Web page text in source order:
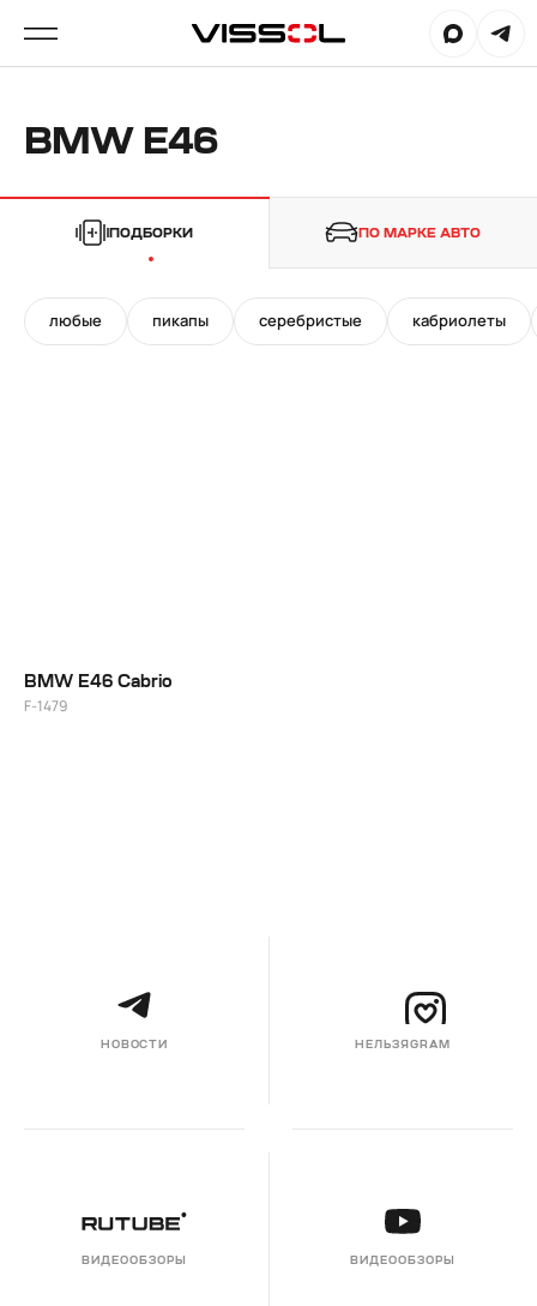
BMW E46
ПОДБОРКИ ПО МАРКЕ АВТО
любые пикапы серебристые кабриолеты
BMW E46 Cabrio
F-1479
НОВОСТИ НЕЛЬЗЯGRAM
ВИДЕООБЗОРЫ ВИДЕООБЗОРЫ